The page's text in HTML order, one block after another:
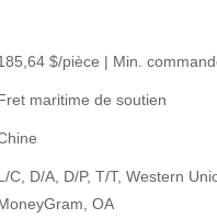
$/pièce | Min.
maritime de soutien
C, D/A, D/P, T/T, Western
OA